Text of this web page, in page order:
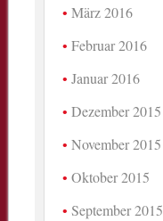
März 2016
Februar 2016
Januar 2016
Dezember 2015
November 2015
Oktober 2015
September 2015